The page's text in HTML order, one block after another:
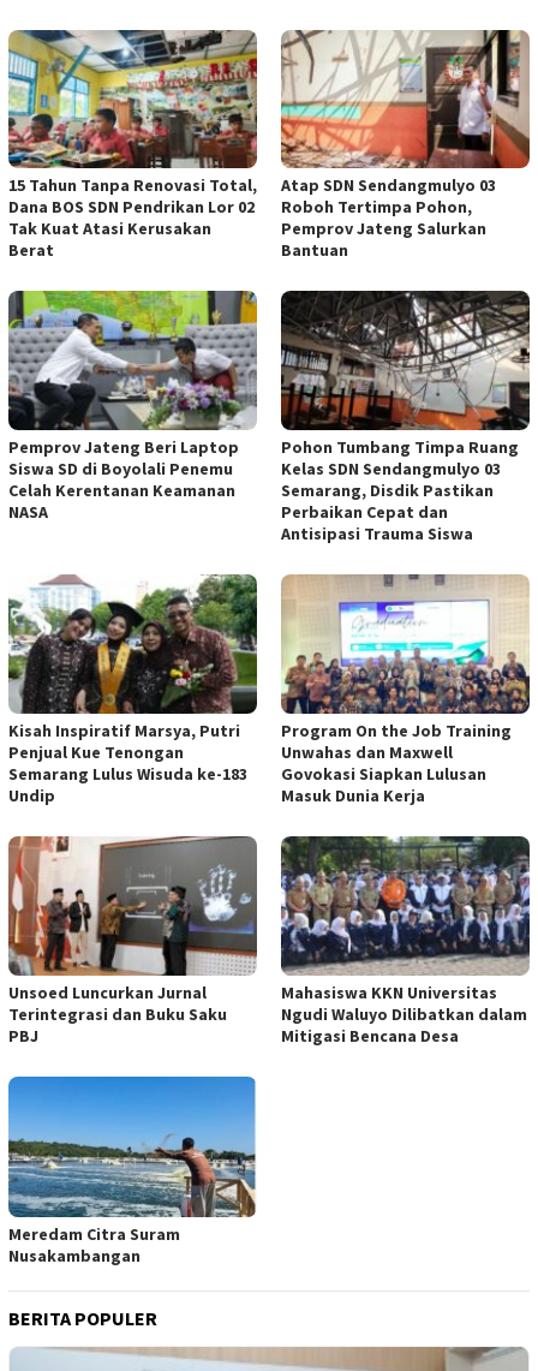
15 Tahun Tanpa Renovasi Total,
Dana BOS SDN Pendrikan Lor 02
Tak Kuat Atasi Kerusakan
Berat
Atap SDN Sendangmulyo 03
Roboh Tertimpa Pohon,
Pemprov Jateng Salurkan
Bantuan
Pemprov Jateng Beri Laptop
Siswa SD di Boyolali Penemu
Celah Kerentanan Keamanan
NASA
Pohon Tumbang Timpa Ruang
Kelas SDN Sendangmulyo 03
Semarang, Disdik Pastikan
Perbaikan Cepat dan
Antisipasi Trauma Siswa
Kisah Inspiratif Marsya, Putri
Penjual Kue Tenongan
Semarang Lulus Wisuda ke-183
Undip
Program On the Job Training
Unwahas dan Maxwell
Govokasi Siapkan Lulusan
Masuk Dunia Kerja
Unsoed Luncurkan Jurnal
Terintegrasi dan Buku Saku
PBJ
Mahasiswa KKN Universitas
Ngudi Waluyo Dilibatkan dalam
Mitigasi Bencana Desa
Meredam Citra Suram
Nusakambangan
BERITA POPULER